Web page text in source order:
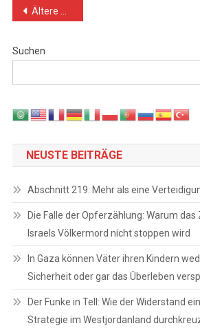
Beitragsnavigation
Ältere Beiträge
Suchen
NEUSTE BEITRÄGE
Abschnitt 219: Mehr als eine
Die Falle der Opferzählung: Warum
Israels Völkermord nicht stoppen wird
In Gaza können Väter ihren Kindern
Sicherheit oder gar das Überleben
Der Funke in Tell: Wie der Widerstand
Strategie im Westjordanland